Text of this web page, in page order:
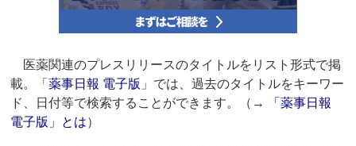
医薬関連のプレスリリースのタイトルをリスト形式で掲
載。「薬事日報 電子版 」では、過去のタイトルをキーワー
ド、日付等で検索することができます。（→
「薬事日報
電子版」とは）